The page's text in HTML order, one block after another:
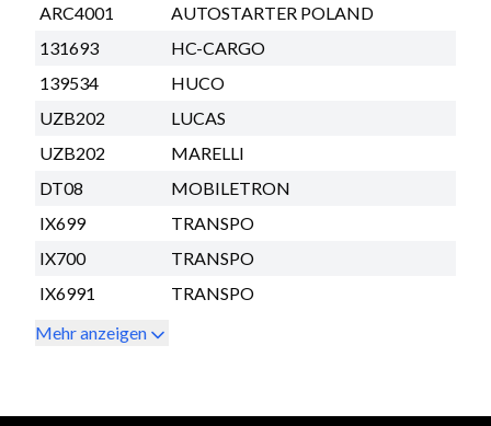
ARC4001
AUTOSTARTER POLAND
131693
HC-CARGO
139534
HUCO
UZB202
LUCAS
UZB202
MARELLI
DT08
MOBILETRON
IX699
TRANSPO
IX700
TRANSPO
IX6991
TRANSPO
Mehr anzeigen